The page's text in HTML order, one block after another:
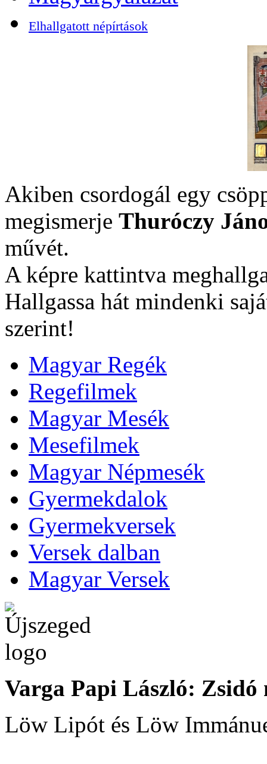
Elhallgatott népírtások
Akiben csordogál egy
megismerje Thuróczy
művét.
A képre kattintva
Hallgassa hát mindenki
szerint!
Magyar Regék
Regefilmek
Magyar Mesék
Mesefilmek
Magyar Népmesék
Gyermekdalok
Gyermekversek
Versek dalban
Magyar Versek
Varga Papi László: Zsidó
Löw Lipót és Löw